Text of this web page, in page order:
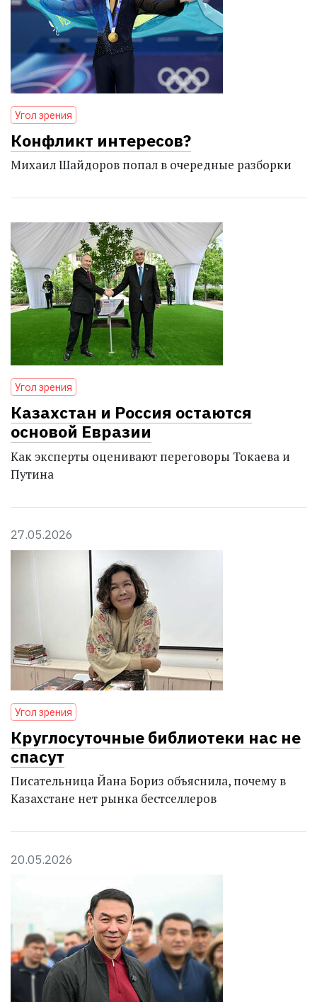
Угол зрения
Конфликт интересов?
Михаил Шайдоров попал в очередные разборки
Угол зрения
Казахстан и Россия остаются
основой Евразии
Как эксперты оценивают переговоры Токаева и
Путина
27.05.2026
Угол зрения
Круглосуточные библиотеки нас не
спасут
Писательница Йана Бориз объяснила, почему в
Казахстане нет рынка бестселлеров
20.05.2026